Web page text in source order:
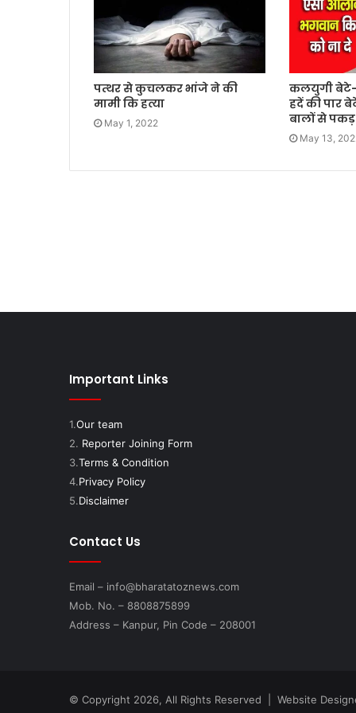
पत्थर से कुचलकर भांजे ने की
मामी कि हत्या
May 1, 2022
कलयुगी बेटे-
हदें की पार
बालों से
May 13,
Important Links
1.Our team
2. Reporter Joining Form
3.Terms & Condition
4.Privacy Policy
5.Disclaimer
Contact Us
Email – info@bharatatoznews.com
Mob. No. – 8808875899
Address – Kanpur, Pin Code – 208001
© Copyright 2026, All Rights Reserved | Website